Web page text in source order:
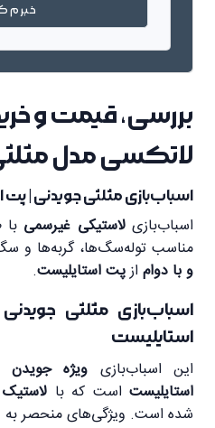
خبرم
بررسی، قیمت و
لاتکسی مدل
اسباب‌بازی مثلثی جویدنی |
اسباب‌بازیلاستیکی غیرسمی
مناسب توله‌سگ‌ها، گربه‌ها
و با دوام ازپت استایلیست.
اسباب‌بازی مثلثی
استایلیست
این اسباب‌بازی ویژه جویدن
استایلیست است که با
شده است. ویژگی‌های منحصر به